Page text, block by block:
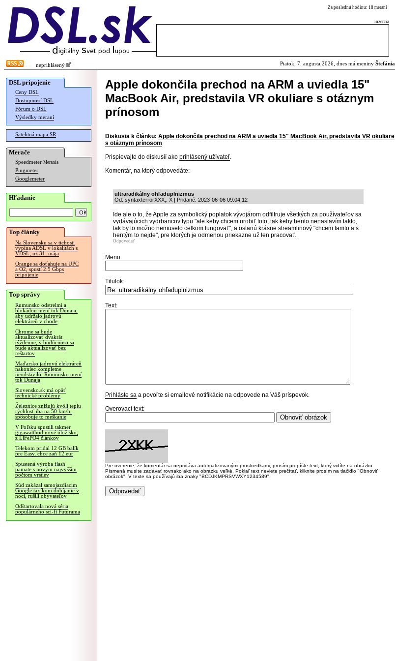
Za poslednú hodinu: 18 meraní
inzercia
neprihlásený Piatok, 7. augusta 2026, dnes má meniny Štefánia
DSL pripojenie
Ceny DSL
Dostupnosť DSL
Fórum o DSL
Výsledky meraní
Satelitná mapa SR
Merače
Speedmeter Merania
Pingmeter
Googlemeter
Hľadanie
Top články
Na Slovensku sa v tichosti
vypína ADSL v lokalitách s
VDSL, už 31. mája
Orange sa doťahuje na UPC
a O2, spustí 2.5 Gbps
pripojenie
Top správy
Rumunsko odstrelmi a
blokádou mení tok Dunaja,
aby udržalo jadrovú
elektráreň v chode
Chrome sa bude
aktualizovať dvakrát
týždenne, v budúcnosti sa
bude aktualizovať bez
reštartov
Maďarsko jadrovú elektráreň
nakoniec kompletne
neodstavilo, Rumunsko mení
tok Dunaja
Slovensko.sk má opäť
technické problémy
Železnice znižujú kvôli teplu
rýchlosť iba na 50 km/h,
spôsobuje to meškanie
V Poľsku spustili takmer
gigawatthodinové úložisko,
z LiFePO4 článkov
Telekom pridal 12 GB balík
pre Easy, chce zaň 12 eur
Spustená výroba flash
pamäte s novým najvyšším
počtom vrstiev
Súd zakázal samojazdiacim
Google taxíkom dobíjanie v
noci, rušili obyvateľov
Odštartovala nová séria
populárneho sci-fi Futurama
Apple dokončila prechod na ARM a uviedla 15"
MacBook Air, predstavila VR okuliare s otáznym
prínosom
Diskusia k článku: Apple dokončila prechod na ARM a uviedla 15" MacBook Air, predstavila VR okuliare
s otáznym prínosom
Prispievajte do diskusií ako prihlásený užívateľ.
Komentár, na ktorý odpovedáte:
ultraradikálny ohľaduplnizmus
Od: syntaxterrorXXX,. X | Pridané: 2023-06-06 09:04:12
Ide ale o to, že Apple za symbolický poplatok vývojárom odfiltruje všetkých za používateľov sa
vydávajúcich vydrbancov typu "ale keby chcem urobiť toto, tak keby hento nenastavím takto,
tak by to možno nemuselo celkom fungovať", a ostanú krásne streamlinový "chcem tamto a s
hentým to nejde", pre ktorých je odmenou priekazne už len pracovať.
Odpovedať
Meno:
Titulok:
Text:
Prihláste sa a povoľte si emailové notifikácie na odpovede na Váš príspevok.
Overovací text:
Pre overenie, že komentár sa nepridáva automatizovanými prostriedkami, prosím prepíšte text, ktorý vidíte na obrázku.
Písmená musíte zadávať rovnako ako na obrázku veľké. Pokiaľ text neviete prečítať, kliknite prosím na tlačidlo "Obnoviť
obrázok". V texte sa používajú iba znaky "BCDJKMPRSVWXY1234589".